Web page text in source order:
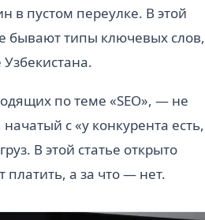
в пустом переулке. В этой
бывают типы ключевых слов,
по теме «SEO», — не
с «у конкурента есть,
В этой статье открыто
платить, а за что — нет.